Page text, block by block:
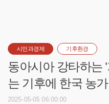
시민과경제 기후환경
동아시아 강타하는
는 기후에 한국 농
2025-05-05 06:00:00